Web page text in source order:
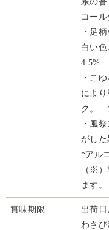
コー
・足
白い
4.5%
・こ
によ
ク。 *
・風
がし
*アル
（※
ます。
賞味期限
出荷
わさ